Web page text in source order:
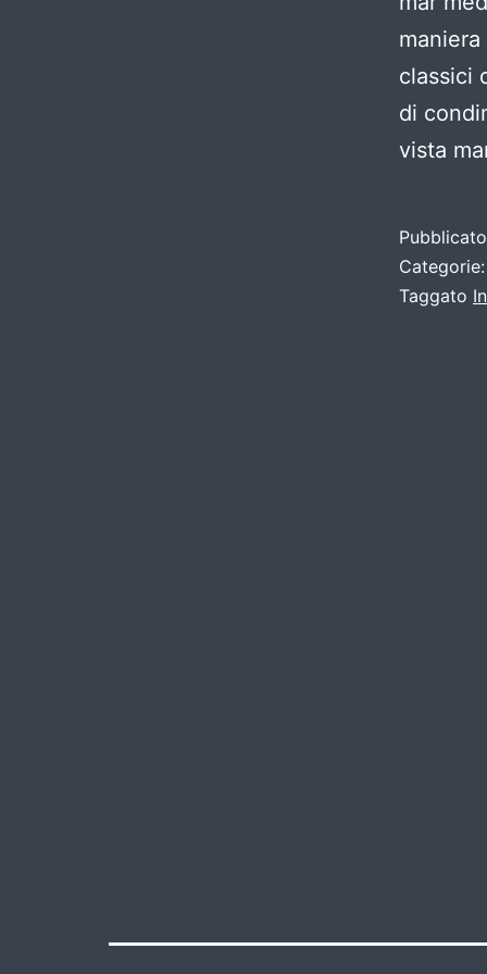
classici
di
vista
Pubblicato
Categorie:
Taggato